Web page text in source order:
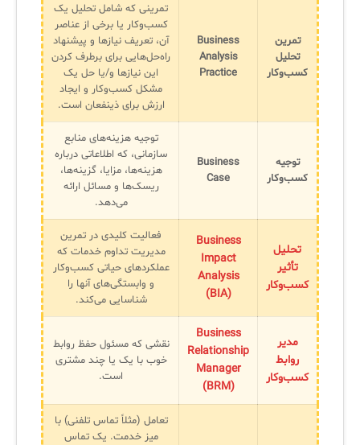
تمرین
تحلیل
کسب‌وکار
Business
Analysis
Practice
تمرینی که شامل تحلیل یک
کسب‌وکار یا برخی از عناصر
آن، تعریف نیازها و پیشنهاد
راه‌حل‌هایی برای برطرف کردن
این نیازها و/یا حل یک
مشکل کسب‌وکار و ایجاد
ارزش برای ذینفعان است.
توجیه
کسب‌وکار
Business
Case
توجیه هزینه‌های منابع
سازمانی، که اطلاعاتی درباره
هزینه‌ها، مزایا، گزینه‌ها،
ریسک‌ها و مسائل ارائه
می‌دهد.
تحلیل
تأثیر
کسب‌وکار
Business
Impact
Analysis
(BIA)
فعالیت کلیدی در تمرین
مدیریت تداوم خدمات که
عملکردهای حیاتی کسب‌وکار
و وابستگی‌های آنها را
شناسایی می‌کند.
مدیر
روابط
کسب‌وکار
Business
Relationship
Manager
(BRM)
نقشی که مسئول حفظ روابط
خوب با یک یا چند مشتری
است.
تعامل (مثلاً تماس تلفنی) با
میز خدمت. یک تماس